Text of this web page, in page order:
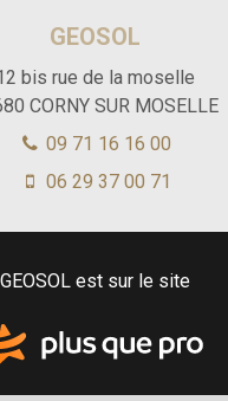
GEOSOL
bis rue de la moselle
CORNY SUR MOSELLE
09 71 16 16 00
06 29 37 00 71
GEOSOL est sur le site